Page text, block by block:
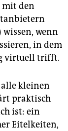
mit den
wenn
in dem
virtuell trifft.
alle kleinen
praktisch
ist: ein
Eitelkeiten,